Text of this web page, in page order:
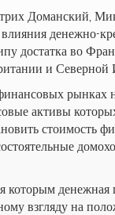
Доманский,
денежно-
достатка во
и
рынках
активы
стоимость
которым
взгляду на